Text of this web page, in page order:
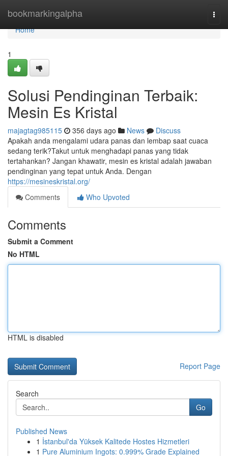
bookmarkingalpha
Home
Home
1
Solusi Pendinginan Terbaik:
Mesin Es Kristal
majagtag985115 356 days ago News
Discuss
Apakah anda mengalami udara panas dan lembap saat cuaca
sedang terik?Takut untuk menghadapi panas yang tidak
tertahankan? Jangan khawatir, mesin es kristal adalah jawaban
pendinginan yang tepat untuk Anda. Dengan
https://mesineskristal.org/
Comments
Who Upvoted
Comments
Submit a Comment
No HTML
HTML is disabled
Report Page
Search
Go
Published News
1 İstanbul'da Yüksek Kalitede Hostes Hizmetleri
1 Pure Aluminium Ingots: 0.999% Grade Explained